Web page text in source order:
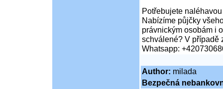
Potřebujete
Nabízíme půjčky
právnickým osobám i
schválené? V případě
Whatsapp:
Author: milada
Bezpečná